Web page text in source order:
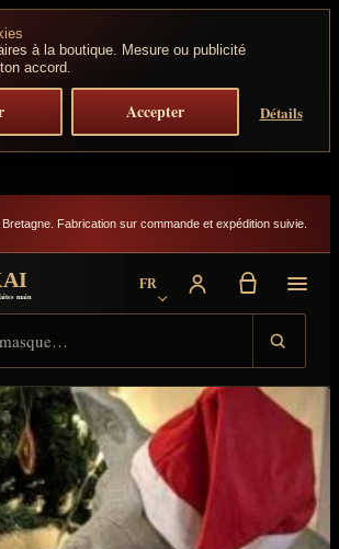
à la boutique. Mesure ou publicité
accord.
Accepter Détails
Fabrication sur commande et expédition suivie.
main
FR
Choisir la langue